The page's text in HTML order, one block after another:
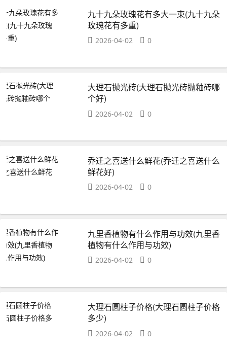
九十九朵玫瑰花有多大一束(九十九朵
玫瑰花有多重)
2026-04-02 0
大理石抛光砖(大理石抛光砖抛釉砖哪
个好)
2026-04-02 0
乔迁之喜送什么鲜花(乔迁之喜送什么
鲜花好)
2026-04-02 0
九里香植物有什么作用与功效(九里香
植物有什么作用与功效)
2026-04-02 0
大理石圆柱子价格(大理石圆柱子价格
多少)
2026-04-02 0